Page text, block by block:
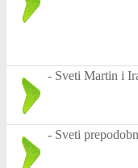
- Sveti Martin i
- Sveti